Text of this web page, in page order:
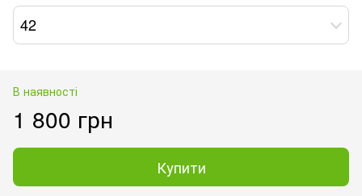
42
В наявності
1 800 грн
Купити